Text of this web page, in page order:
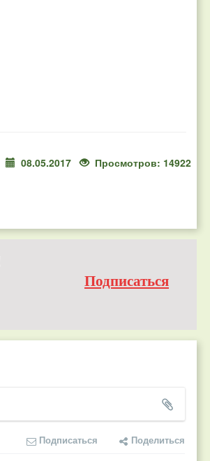
08.05.2017 Просмотров: 14922
Подписаться
Подписаться Поделиться